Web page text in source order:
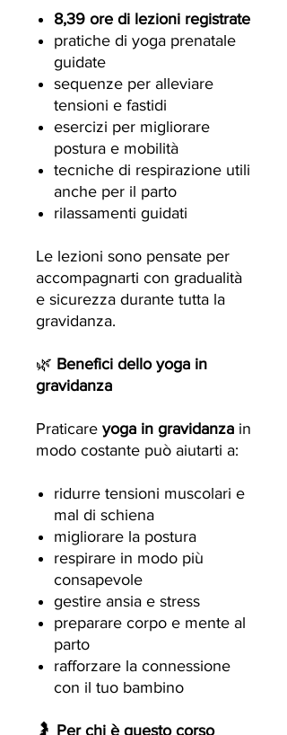
8,39 ore di lezioni registrate
pratiche di yoga prenatale
guidate
sequenze per alleviare
tensioni e fastidi
esercizi per migliorare
postura e mobilità
tecniche di respirazione utili
anche per il parto
rilassamenti guidati
Le lezioni sono pensate per
accompagnarti con gradualità
e sicurezza durante tutta la
gravidanza.
🌿 Benefici dello yoga in
gravidanza
Praticare yoga in gravidanza in
modo costante può aiutarti a:
ridurre tensioni muscolari e
mal di schiena
migliorare la postura
respirare in modo più
consapevole
gestire ansia e stress
preparare corpo e mente al
parto
rafforzare la connessione
con il tuo bambino
🤰 Per chi è questo corso